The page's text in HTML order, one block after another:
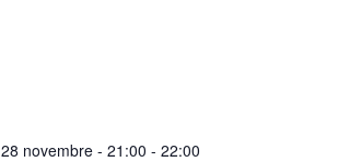
28 novembre - 21:00 - 22:00